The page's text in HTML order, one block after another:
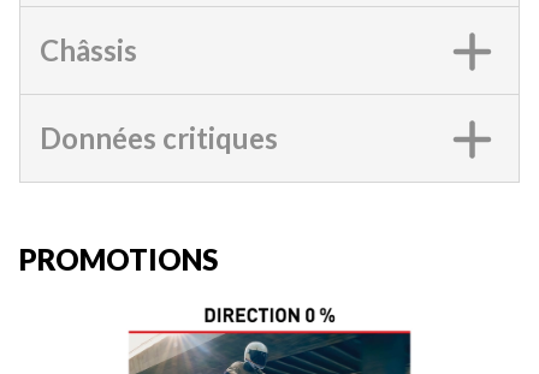
Châssis
Données critiques
PROMOTIONS